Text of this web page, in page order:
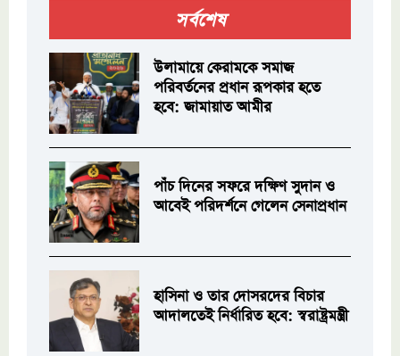
সর্বশেষ
উলামায়ে কেরামকে সমাজ
পরিবর্তনের প্রধান রূপকার হতে
হবে: জামায়াত আমীর
পাঁচ দিনের সফরে দক্ষিণ সুদান ও
আবেই পরিদর্শনে গেলেন সেনাপ্রধান
হাসিনা ও তার দোসরদের বিচার
আদালতেই নির্ধারিত হবে: স্বরাষ্ট্রমন্ত্রী